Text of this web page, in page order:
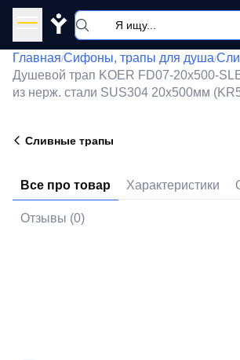
Y
Главная/Сифоны, трапы для душа/
Душевой трап KOER FD07-20x500-
из нерж. стали SUS304 20x500мм
Сливные трапы
Все про товар Характеристики
Отзывы (0)